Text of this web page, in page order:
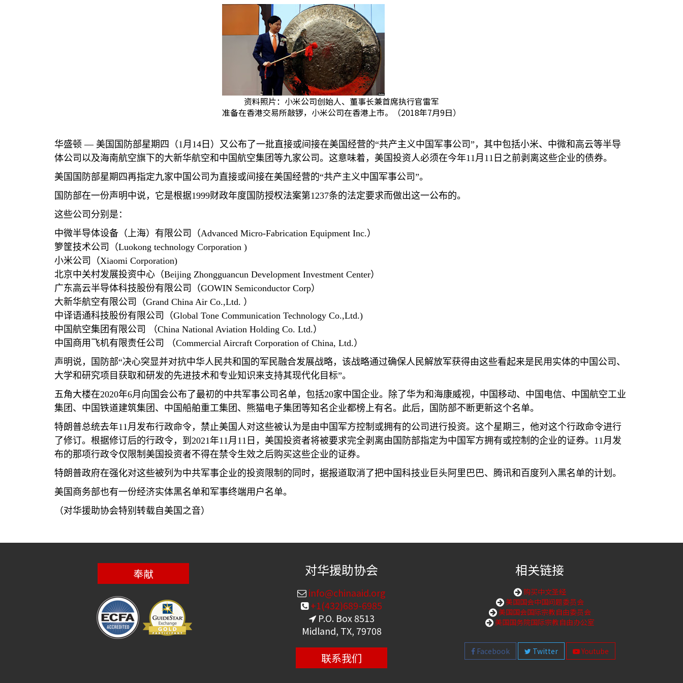
资料照片：小米公司创始人、董事长兼首席执行官雷军
准备在香港交易所敲锣，小米公司在香港上市。（2018年7月9日）
华盛顿 — 美国国防部星期四（1月 14 日）又公布了一批直接或间接在美国经营的“共产主义中国军事公司”，其中包括小米、中微和高云等半导
体公司以及海南航空旗下的大新华航空和中国航空集团等九家公司。这意味着，美国投资人必须在今年11月 11 日之前剥离这些企业的债券。
美国国防部星期四再指定九家中国公司为直接或间接在美国经营的“共产主义中国军事公司”。
国防部在一份声明中说，它是根据1999财政年度国防授权法案第1237条的法定要求而做出这一公布的。
这些公司分别是：
中微半导体设备（上海）有限公司（Advanced Micro-Fabrication Equipment Inc.）
箩筐技术公司（Luokong technology Corporation )
小米公司（Xiaomi Corporation)
北京中关村发展投资中心（Beijing Zhongguancun Development Investment Center）
广东高云半导体科技股份有限公司（GOWIN Semiconductor Corp）
大新华航空有限公司（Grand China Air Co.,Ltd. ）
中译语通科技股份有限公司（Global Tone Communication Technology Co.,Ltd.)
中国航空集团有限公司 （China National Aviation Holding Co. Ltd.）
中国商用飞机有限责任公司 （Commercial Aircraft Corporation of China, Ltd.）
声明说，国防部“决心突显并对抗中华人民共和国的军民融合发展战略，该战略通过确保人民解放军获得由这些看起来是民用实体的中国公司、
大学和研究项目获取和研发的先进技术和专业知识来支持其现代化目标”。
五角大楼在2020年6月向国会公布了最初的中共军事公司名单，包括20家中国企业。除了华为和海康威视，中国移动、中国电信、中国航空工业
集团、中国铁道建筑集团、中国船舶重工集团、熊猫电子集团等知名企业都榜上有名。此后，国防部不断更新这个名单。
特朗普总统去年11月发布行政命令，禁止美国人对这些被认为是由中国军方控制或拥有的公司进行投资。这个星期三，他对这个行政命令进行
了修订。根据修订后的行政令，到 2021年11月 11 日，美国投资者将被要求完全剥离由国防部指定为中国军方拥有或控制的企业的证券。 11月发
布的那项行政令仅限制美国投资者不得在禁令生效之后购买这些企业的证券。
特朗普政府在强化对这些被列为中共军事企业的投资限制的同时，据报道取消了把中国科技业巨头阿里巴巴、腾讯和百度列入黑名单的计划。
美国商务部也有一份经济实体黑名单和军事终端用户名单。
（对华援助协会特别转载自美国之音）
奉献 对华援助协会
info@chinaaid.org
+1(432)689-6985
P.O. Box 8513
Midland, TX, 79708
联系我们
相关链接
购买中文圣经
美国国会中国问题委员会
美国国会国际宗教自由委员会
美国国务院国际宗教自由办公室
Facebook Twitter Youtube